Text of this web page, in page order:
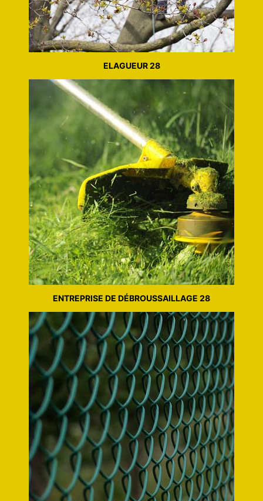
ELAGUEUR 28
ENTREPRISE DE DÉBROUSSAILLAGE 28